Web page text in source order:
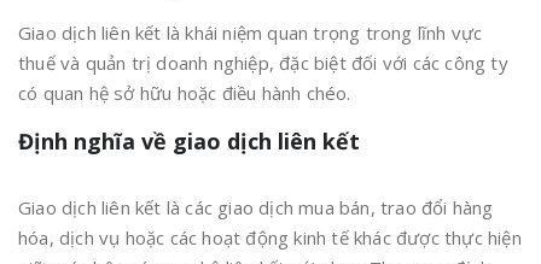
Giao dịch liên kết là khái niệm quan trọng trong lĩnh vực
thuế và quản trị doanh nghiệp, đặc biệt đối với các công ty
có quan hệ sở hữu hoặc điều hành chéo.
Định nghĩa về giao dịch liên kết
Giao dịch liên kết là các giao dịch mua bán, trao đổi hàng
hóa, dịch vụ hoặc các hoạt động kinh tế khác được thực hiện